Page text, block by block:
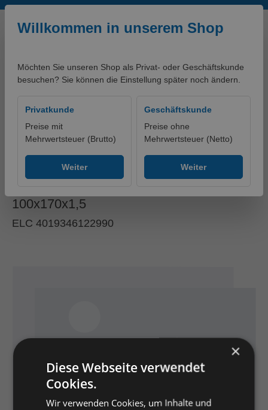
Zum Hauptinhalt springen
Willkommen in unserem Shop
Möchten Sie unseren Shop als Privat- oder Geschäftskunde
besuchen? Sie können die Einstellung später noch ändern.
Privatkunde
Preise mit
Mehrwertsteuer (Brutto)
Weiter
Geschäftskunde
Preise ohne
Mehrwertsteuer (Netto)
Weiter
GH Balkenschuh TOP
100x170x1,5
ELC 4019346122990
×
Diese Webseite verwendet
Cookies.
Wir verwenden Cookies, um Inhalte und